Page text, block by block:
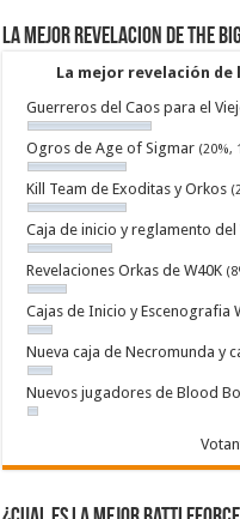
La mejor revelacion de The
La mejor revelación de
Guerreros del Caos para el
Ogros de Age of Sigmar (20%,
Kill Team de Exoditas y Orkos
Caja de inicio y reglamento
Revelaciones Orkas de W40K
Cajas de Inicio y Escenografia
Nueva caja de Necromunda y
Nuevos jugadores de Blood